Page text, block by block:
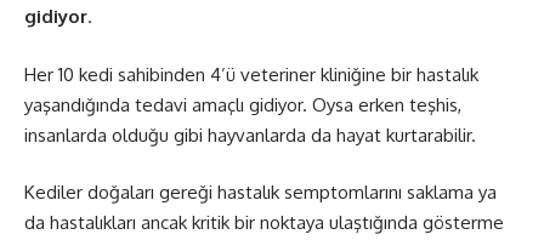
gidiyor.
Her 10 kedi sahibinden 4’ü veteriner kliniğine bir hastalık
yaşandığında tedavi amaçlı gidiyor. Oysa erken teşhis,
insanlarda olduğu gibi hayvanlarda da hayat kurtarabilir.
Kediler doğaları gereği hastalık semptomlarını saklama ya
da hastalıkları ancak kritik bir noktaya ulaştığında gösterme